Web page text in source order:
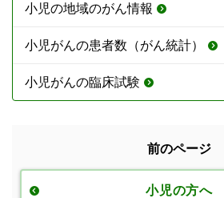
小児の地域のがん情報
小児がんの患者数（がん統計）
小児がんの臨床試験
前のページ
小児の方へ